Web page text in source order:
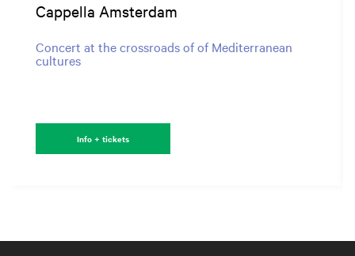
Cappella Amsterdam
Concert at the crossroads of of Mediterranean
cultures
Info + tickets